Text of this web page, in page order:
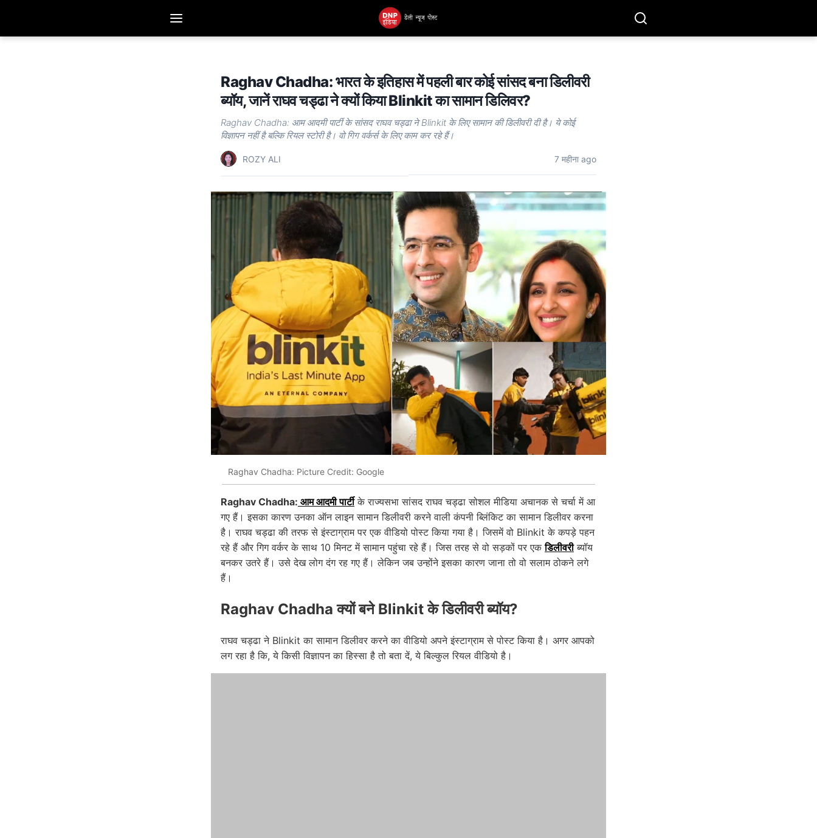
Raghav Chadha: भारत के इतिहास में पहली बार कोई सांसद बना डिलीवरी
ब्यॉय, जानें राघव चड्ढा ने क्यों किया Blinkit का सामान डिलिवर?
Raghav Chadha: आम आदमी पार्टी के सांसद राघव चड्ढा ने Blinkit के लिए सामान की डिलीवरी दी है। ये कोई
विज्ञापन नहीं है बल्कि रियल स्टोरी है। वो गिग वर्कर्स के लिए काम कर रहे हैं।
ROZY ALI 7 महीना ago
Raghav Chadha: Picture Credit: Google
Raghav Chadha: आम आदमी पार्टीके राज्यसभा सांसद राघव चड्ढा सोशल मीडिया अचानक से चर्चा में आ
गए हैं। इसका कारण उनका ऑन लाइन सामान डिलीवरी करने वाली कंपनी ब्लिंकिट का सामान डिलीवर करना
है। राघव चड्ढा की तरफ से इंस्टाग्राम पर एक वीडियो पोस्ट किया गया है। जिसमें वो Blinkit के कपड़े पहन
रहे हैं और गिग वर्कर के साथ 10 मिनट में सामान पहुंचा रहे हैं। जिस तरह से वो सड़कों पर एकडिलीवरीब्यॉय
बनकर उतरे हैं। उसे देख लोग दंग रह गए हैं। लेकिन जब उन्होंने इसका कारण जाना तो वो सलाम ठोकने लगे
हैं।
Raghav Chadha क्यों बने Blinkit के डिलीवरी ब्यॉय?
राघव चड्ढा ने Blinkit का सामान डिलीवर करने का वीडियो अपने इंस्टाग्राम से पोस्ट किया है। अगर आपको
लग रहा है कि, ये किसी विज्ञापन का हिस्सा है तो बता दें, ये बिल्कुल रियल वीडियो है।